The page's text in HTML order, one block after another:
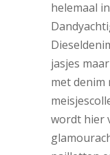
helemaal
jasjes
met denim
wordt hier